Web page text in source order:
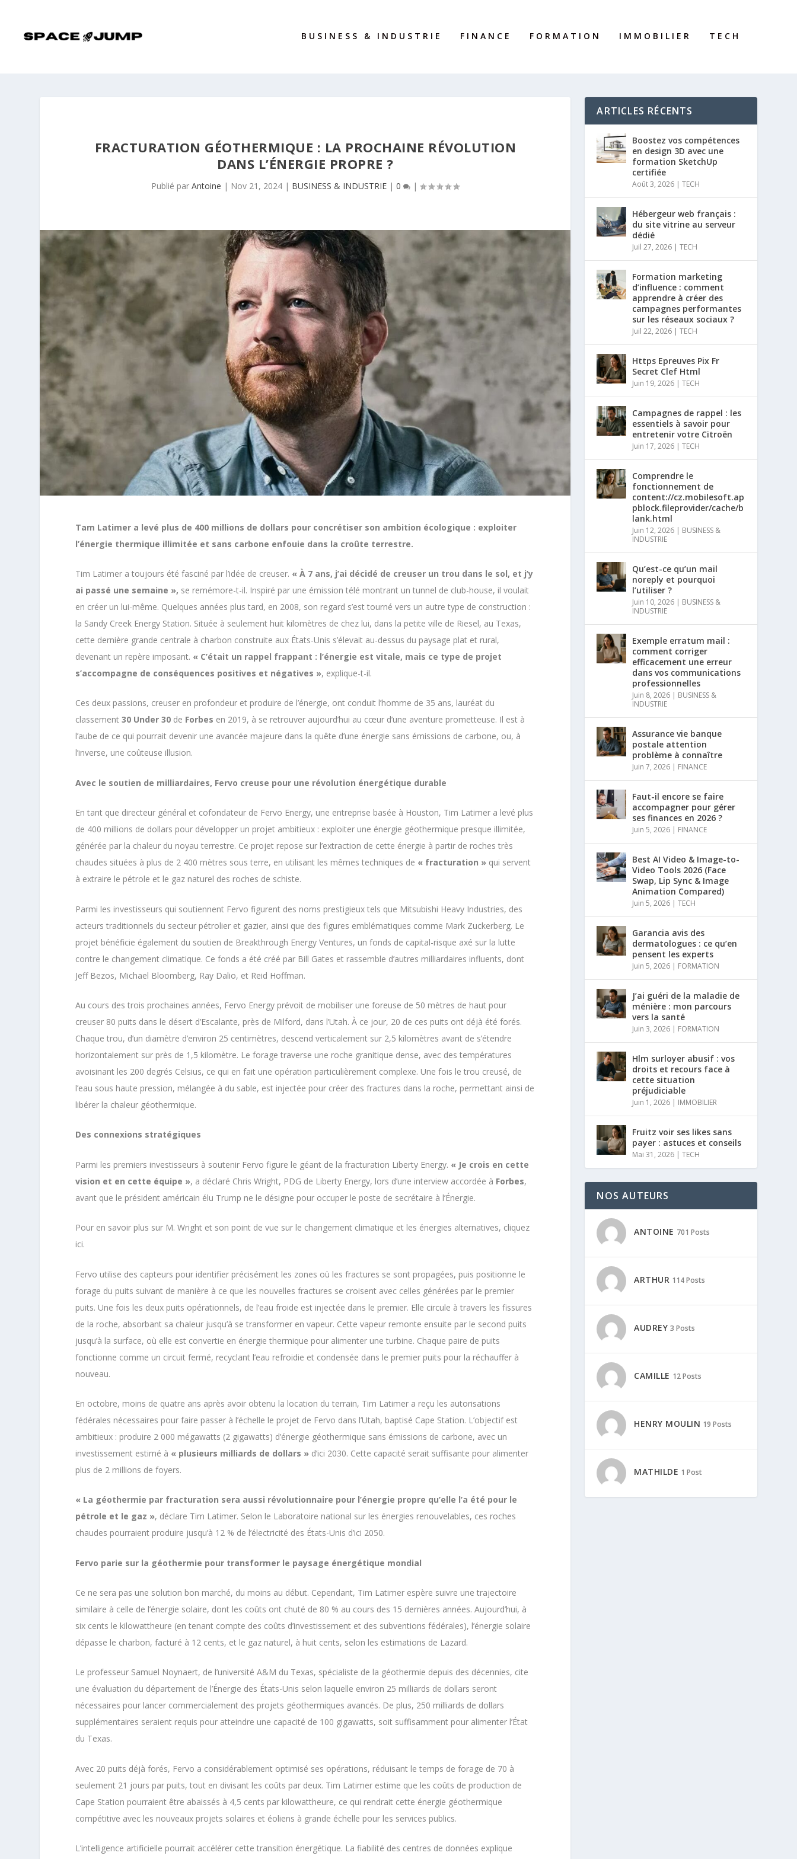
BUSINESS & INDUSTRIE FINANCE FORMATION IMMOBILIER TECH
FRACTURATION GÉOTHERMIQUE : LA PROCHAINE RÉVOLUTION
DANS L’ÉNERGIE PROPRE ?
Publié parAntoine | Nov 21, 2024 | BUSINESS & INDUSTRIE |0 |
Tam Latimer a levé plus de 400 millions de dollars pour concrétiser son ambition écologique : exploiter
l’énergie thermique illimitée et sans carbone enfouie dans la croûte terrestre.
Tim Latimer a toujours été fasciné par l’idée de creuser. « À 7 ans, j’ai décidé de creuser un trou dans le sol, et j’y
ai passé une semaine », se remémore-t-il. Inspiré par une émission télé montrant un tunnel de club-house, il voulait
en créer un lui-même. Quelques années plus tard, en 2008, son regard s’est tourné vers un autre type de construction :
la Sandy Creek Energy Station. Située à seulement huit kilomètres de chez lui, dans la petite ville de Riesel, au Texas,
cette dernière grande centrale à charbon construite aux États-Unis s’élevait au-dessus du paysage plat et rural,
devenant un repère imposant. « C’était un rappel frappant : l’énergie est vitale, mais ce type de projet
s’accompagne de conséquences positives et négatives », explique-t-il.
Ces deux passions, creuser en profondeur et produire de l’énergie, ont conduit l’homme de 35 ans, lauréat du
classement30 Under 30 de Forbes en 2019, à se retrouver aujourd’hui au cœur d’une aventure prometteuse. Il est à
l’aube de ce qui pourrait devenir une avancée majeure dans la quête d’une énergie sans émissions de carbone, ou, à
l’inverse, une coûteuse illusion.
Avec le soutien de milliardaires, Fervo creuse pour une révolution énergétique durable
En tant que directeur général et cofondateur de Fervo Energy, une entreprise basée à Houston, Tim Latimer a levé plus
de 400 millions de dollars pour développer un projet ambitieux : exploiter une énergie géothermique presque illimitée,
générée par la chaleur du noyau terrestre. Ce projet repose sur l’extraction de cette énergie à partir de roches très
chaudes situées à plus de 2 400 mètres sous terre, en utilisant les mêmes techniques de « fracturation » qui servent
à extraire le pétrole et le gaz naturel des roches de schiste.
Parmi les investisseurs qui soutiennent Fervo figurent des noms prestigieux tels que Mitsubishi Heavy Industries, des
acteurs traditionnels du secteur pétrolier et gazier, ainsi que des figures emblématiques comme Mark Zuckerberg. Le
projet bénéficie également du soutien de Breakthrough Energy Ventures, un fonds de capital-risque axé sur la lutte
contre le changement climatique. Ce fonds a été créé par Bill Gates et rassemble d’autres milliardaires influents, dont
Jeff Bezos, Michael Bloomberg, Ray Dalio, et Reid Hoffman.
Au cours des trois prochaines années, Fervo Energy prévoit de mobiliser une foreuse de 50 mètres de haut pour
creuser 80 puits dans le désert d’Escalante, près de Milford, dans l’Utah. À ce jour, 20 de ces puits ont déjà été forés.
Chaque trou, d’un diamètre d’environ 25 centimètres, descend verticalement sur 2,5 kilomètres avant de s’étendre
horizontalement sur près de 1,5 kilomètre. Le forage traverse une roche granitique dense, avec des températures
avoisinant les 200 degrés Celsius, ce qui en fait une opération particulièrement complexe. Une fois le trou creusé, de
l’eau sous haute pression, mélangée à du sable, est injectée pour créer des fractures dans la roche, permettant ainsi de
libérer la chaleur géothermique.
Des connexions stratégiques
Parmi les premiers investisseurs à soutenir Fervo figure le géant de la fracturation Liberty Energy. « Je crois en cette
vision et en cette équipe », a déclaré Chris Wright, PDG de Liberty Energy, lors d’une interview accordée à Forbes,
avant que le président américain élu Trump ne le désigne pour occuper le poste de secrétaire à l’Énergie.
Pour en savoir plus sur M. Wright et son point de vue sur le changement climatique et les énergies alternatives, cliquez
ici.
Fervo utilise des capteurs pour identifier précisément les zones où les fractures se sont propagées, puis positionne le
forage du puits suivant de manière à ce que les nouvelles fractures se croisent avec celles générées par le premier
puits. Une fois les deux puits opérationnels, de l’eau froide est injectée dans le premier. Elle circule à travers les fissures
de la roche, absorbant sa chaleur jusqu’à se transformer en vapeur. Cette vapeur remonte ensuite par le second puits
jusqu’à la surface, où elle est convertie en énergie thermique pour alimenter une turbine. Chaque paire de puits
fonctionne comme un circuit fermé, recyclant l’eau refroidie et condensée dans le premier puits pour la réchauffer à
nouveau.
En octobre, moins de quatre ans après avoir obtenu la location du terrain, Tim Latimer a reçu les autorisations
fédérales nécessaires pour faire passer à l’échelle le projet de Fervo dans l’Utah, baptisé Cape Station. L’objectif est
ambitieux : produire 2 000 mégawatts (2 gigawatts) d’énergie géothermique sans émissions de carbone, avec un
investissement estimé à « plusieurs milliards de dollars » d’ici 2030. Cette capacité serait suffisante pour alimenter
plus de 2 millions de foyers.
« La géothermie par fracturation sera aussi révolutionnaire pour l’énergie propre qu’elle l’a été pour le
pétrole et le gaz », déclare Tim Latimer. Selon le Laboratoire national sur les énergies renouvelables, ces roches
chaudes pourraient produire jusqu’à 12 % de l’électricité des États-Unis d’ici 2050.
Fervo parie sur la géothermie pour transformer le paysage énergétique mondial
Ce ne sera pas une solution bon marché, du moins au début. Cependant, Tim Latimer espère suivre une trajectoire
similaire à celle de l’énergie solaire, dont les coûts ont chuté de 80 % au cours des 15 dernières années. Aujourd’hui, à
six cents le kilowattheure (en tenant compte des coûts d’investissement et des subventions fédérales), l’énergie solaire
dépasse le charbon, facturé à 12 cents, et le gaz naturel, à huit cents, selon les estimations de Lazard.
Le professeur Samuel Noynaert, de l’université A&M du Texas, spécialiste de la géothermie depuis des décennies, cite
une évaluation du département de l’Énergie des États-Unis selon laquelle environ 25 milliards de dollars seront
nécessaires pour lancer commercialement des projets géothermiques avancés. De plus, 250 milliards de dollars
supplémentaires seraient requis pour atteindre une capacité de 100 gigawatts, soit suffisamment pour alimenter l’État
du Texas.
Avec 20 puits déjà forés, Fervo a considérablement optimisé ses opérations, réduisant le temps de forage de 70 à
seulement 21 jours par puits, tout en divisant les coûts par deux. Tim Latimer estime que les coûts de production de
Cape Station pourraient être abaissés à 4,5 cents par kilowattheure, ce qui rendrait cette énergie géothermique
compétitive avec les nouveaux projets solaires et éoliens à grande échelle pour les services publics.
L’intelligence artificielle pourrait accélérer cette transition énergétique. La fiabilité des centres de données explique
ARTICLES RÉCENTS
Boostez vos compétences
en design 3D avec une
formation SketchUp
certifiée
Août 3, 2026 |TECH
Hébergeur web français :
du site vitrine au serveur
dédié
Juil 27, 2026 |TECH
Formation marketing
d’influence : comment
apprendre à créer des
campagnes performantes
sur les réseaux sociaux ?
Juil 22, 2026 |TECH
Https Epreuves Pix Fr
Secret Clef Html
Juin 19, 2026 |TECH
Campagnes de rappel : les
essentiels à savoir pour
entretenir votre Citroën
Juin 17, 2026 |TECH
Comprendre le
fonctionnement de
content://cz.mobilesoft.ap
pblock.fileprovider/cache/b
lank.html
Juin 12, 2026 | BUSINESS &
INDUSTRIE
Qu’est-ce qu’un mail
noreply et pourquoi
l’utiliser ?
Juin 10, 2026 | BUSINESS &
INDUSTRIE
Exemple erratum mail :
comment corriger
efficacement une erreur
dans vos communications
professionnelles
Juin 8, 2026 | BUSINESS &
INDUSTRIE
Assurance vie banque
postale attention
problème à connaître
Juin 7, 2026 | FINANCE
Faut-il encore se faire
accompagner pour gérer
ses finances en 2026 ?
Juin 5, 2026 | FINANCE
Best AI Video & Image-to-
Video Tools 2026 (Face
Swap, Lip Sync & Image
Animation Compared)
Juin 5, 2026 |TECH
Garancia avis des
dermatologues : ce qu’en
pensent les experts
Juin 5, 2026 | FORMATION
J’ai guéri de la maladie de
ménière : mon parcours
vers la santé
Juin 3, 2026 | FORMATION
Hlm surloyer abusif : vos
droits et recours face à
cette situation
préjudiciable
Juin 1, 2026 | IMMOBILIER
Fruitz voir ses likes sans
payer : astuces et conseils
Mai 31, 2026 |TECH
NOS AUTEURS
ANTOINE 701 Posts
ARTHUR 114 Posts
AUDREY 3 Posts
CAMILLE 12 Posts
HENRY MOULIN 19 Posts
MATHILDE 1 Post